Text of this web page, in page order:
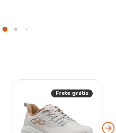
Frete grátis